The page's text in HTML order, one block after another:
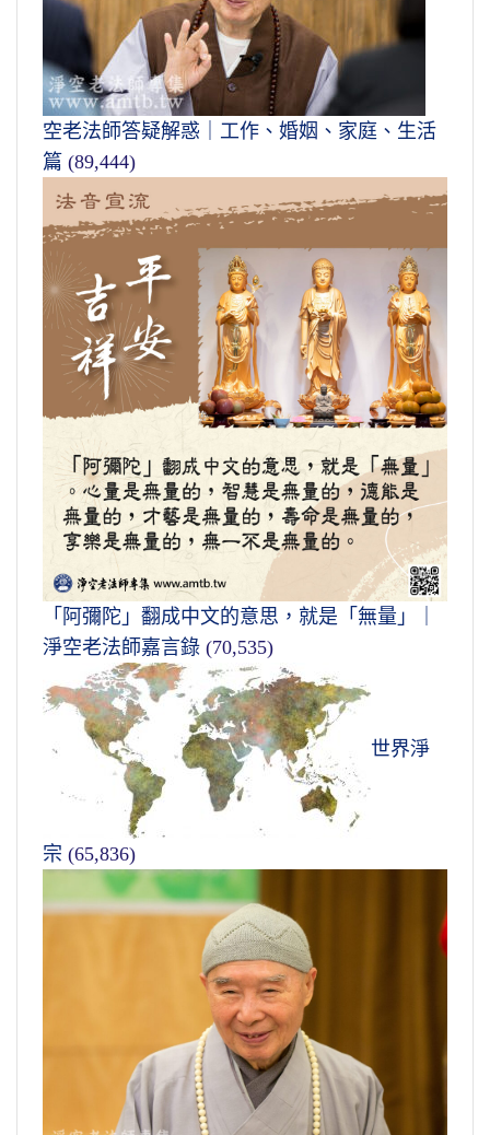
空老法師答疑解惑｜工作、婚姻、家庭、生活
篇 (89,444)
「阿彌陀」翻成中文的意思，就是「無量」｜
淨空老法師嘉言錄 (70,535)
世界淨
宗 (65,836)